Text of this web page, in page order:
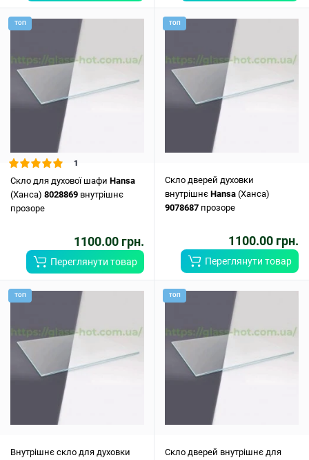
ТОП
1
Скло для духової шафи Hansa
(Ханса) 8028869 внутрішнє
прозоре
1100.00 грн.
Переглянути товар
ТОП
Скло дверей духовки
внутрішнє Hansa (Ханса)
9078687 прозоре
1100.00 грн.
Переглянути товар
ТОП
Внутрішнє скло для духовки
ТОП
Скло дверей внутрішнє для